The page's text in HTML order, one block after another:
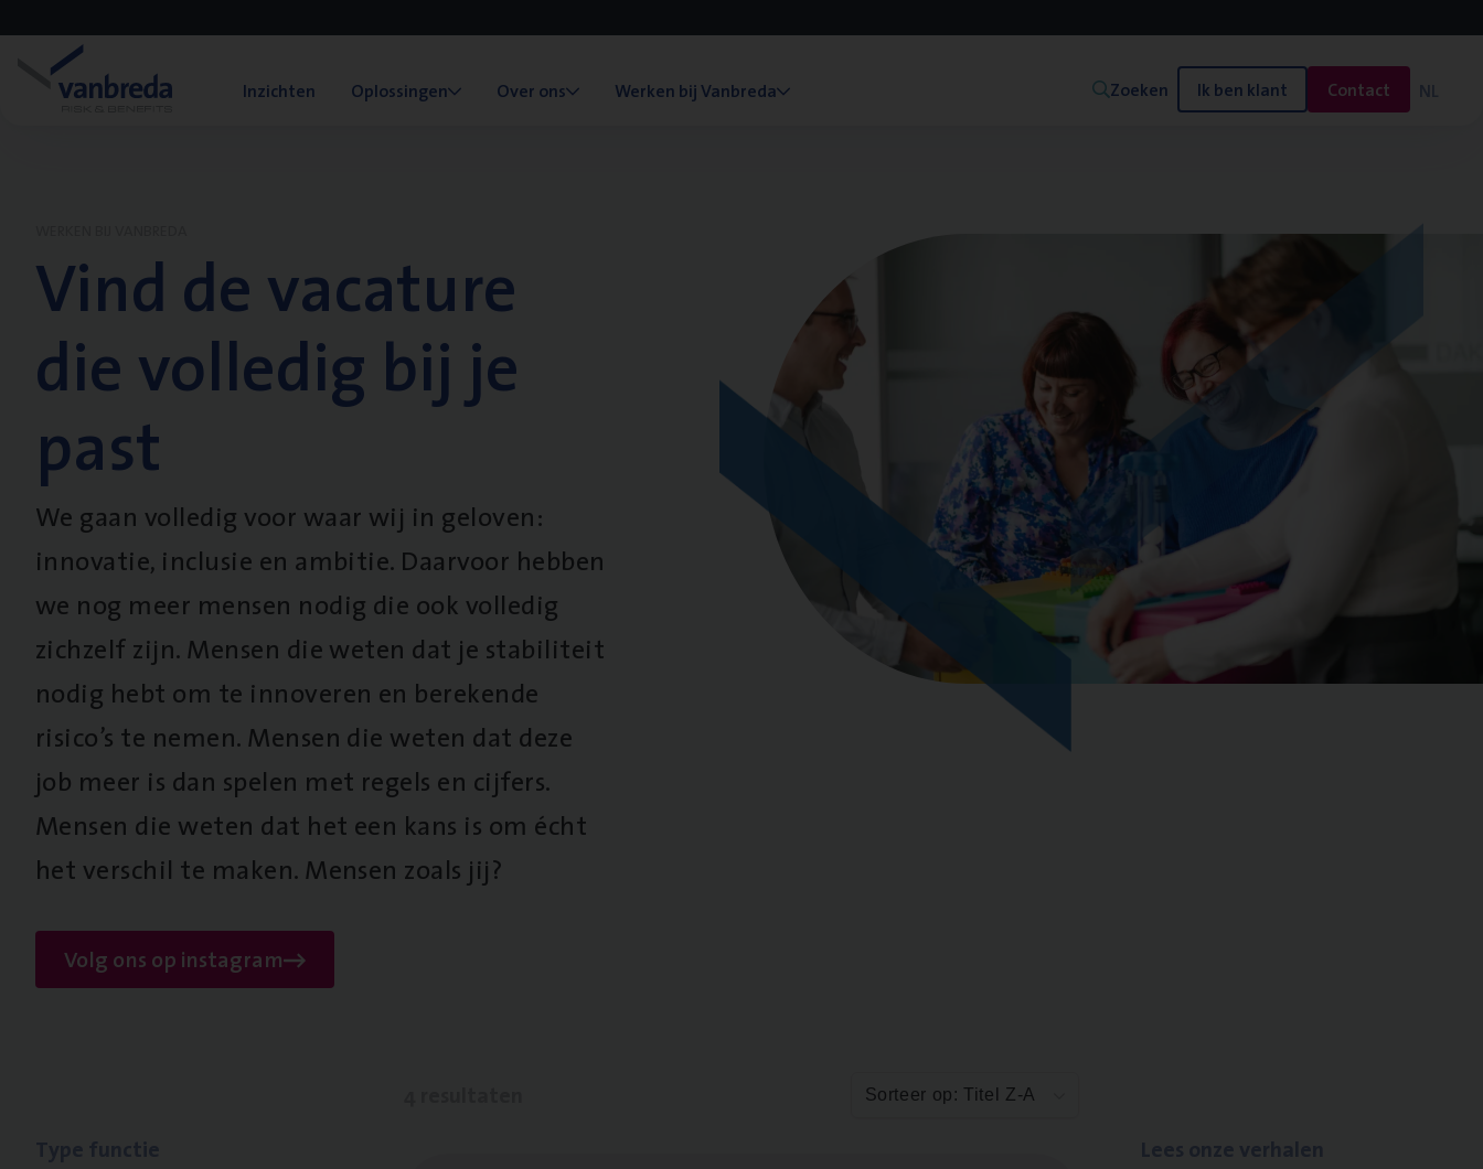
Inzichten Oplossingen Over ons Werken bij Vanbreda Zoeken Ik ben klant Contact NL
Vind de vacature
die volledig bij je
past
We gaan volledig voor waar wij in geloven:
innovatie, inclusie en ambitie. Daarvoor hebben
we nog meer mensen nodig die ook volledig
zichzelf zijn. Mensen die weten dat je stabiliteit
nodig hebt om te innoveren en berekende
risico’s te nemen. Mensen die weten dat deze
job meer is dan spelen met regels en cijfers.
Mensen die weten dat het een kans is om écht
het verschil te maken. Mensen zoals jij?
Volg ons op instagram
Sorteer op: Titel Z-A